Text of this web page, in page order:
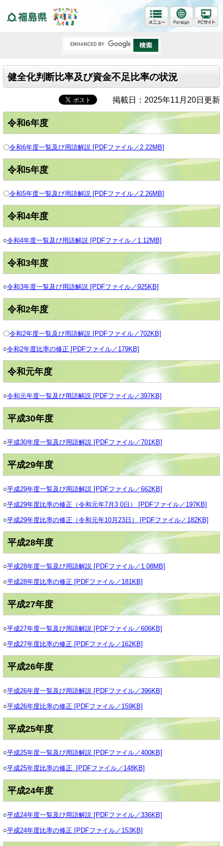
健全化判断比率及び資金不足比率の状況
掲載日：2025年11月20日更新
令和6年度
〇令和6年度一覧及び用語解説 [PDFファイル／2.22MB]
令和5年度
〇令和5年度一覧及び用語解説 [PDFファイル／2.26MB]
令和4年度
○令和4年度一覧及び用語解説 [PDFファイル／1.12MB]
令和3年度
○令和3年度一覧及び用語解説 [PDFファイル／925KB]
令和2年度
〇令和2年度一覧及び用語解説 [PDFファイル／702KB]
○令和2年度比率の修正 [PDFファイル／179KB]
令和元年度
○令和元年度一覧及び用語解説 [PDFファイル／397KB]
平成30年度
○平成30年度一覧及び用語解説 [PDFファイル／701KB]
平成29年度
○平成29年度一覧及び用語解説 [PDFファイル／662KB]
○平成29年度比率の修正（令和元年7月3 0日） [PDFファイル／197KB]
○平成29年度比率の修正（令和元年10月23日） [PDFファイル／182KB]
平成28年度
○平成28年度一覧及び用語解説 [PDFファイル／1.08MB]
○平成28年度比率の修正 [PDFファイル／181KB]
平成27年度
○平成27年度一覧及び用語解説 [PDFファイル／606KB]
○平成27年度比率の修正 [PDFファイル／162KB]
平成26年度
○平成26年度一覧及び用語解説 [PDFファイル／396KB]
○平成26年度比率の修正 [PDFファイル／159KB]
平成25年度
○平成25年度一覧及び用語解説 [PDFファイル／400KB]
○平成25年度比率の修正 [PDFファイル／148KB]
平成24年度
○平成24年度一覧及び用語解説 [PDFファイル／336KB]
○平成24年度比率の修正 [PDFファイル／153KB]